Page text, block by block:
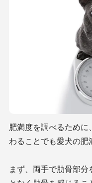
肥満度を調べるために
わることでも愛犬の肥
まず、両手で肋骨部